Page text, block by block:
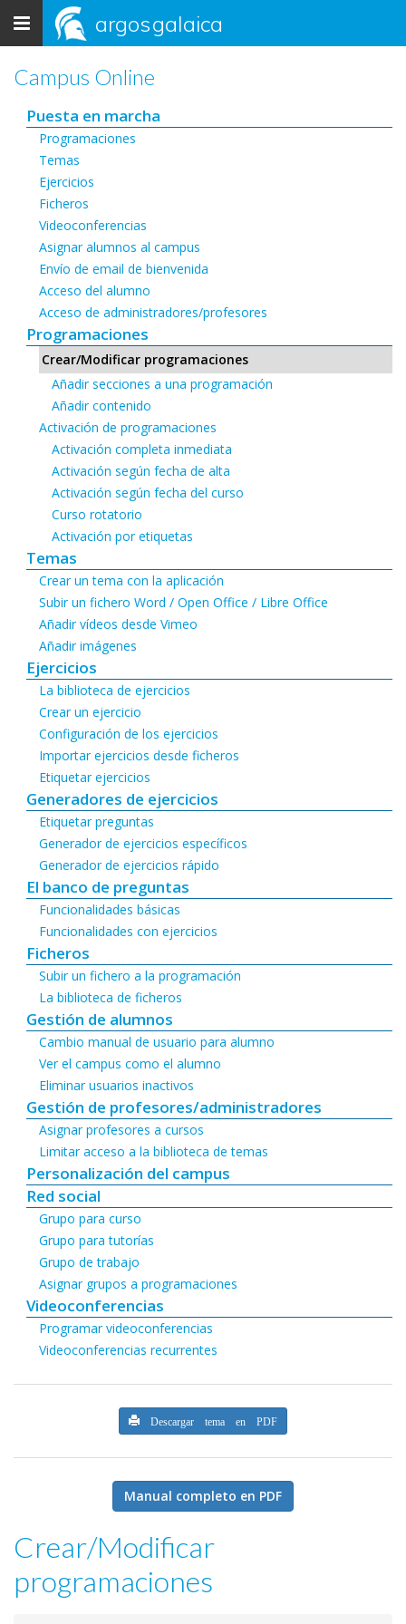
Toggle
navigation
argosgalaica
Campus Online
Puesta en marcha
Programaciones
Temas
Ejercicios
Ficheros
Videoconferencias
Asignar alumnos al campus
Envío de email de bienvenida
Acceso del alumno
Acceso de administradores/profesores
Programaciones
Crear/Modificar programaciones
Añadir secciones a una programación
Añadir contenido
Activación de programaciones
Activación completa inmediata
Activación según fecha de alta
Activación según fecha del curso
Curso rotatorio
Activación por etiquetas
Temas
Crear un tema con la aplicación
Subir un fichero Word / Open Office / Libre Office
Añadir vídeos desde Vimeo
Añadir imágenes
Ejercicios
La biblioteca de ejercicios
Crear un ejercicio
Configuración de los ejercicios
Importar ejercicios desde ficheros
Etiquetar ejercicios
Generadores de ejercicios
Etiquetar preguntas
Generador de ejercicios específicos
Generador de ejercicios rápido
El banco de preguntas
Funcionalidades básicas
Funcionalidades con ejercicios
Ficheros
Subir un fichero a la programación
La biblioteca de ficheros
Gestión de alumnos
Cambio manual de usuario para alumno
Ver el campus como el alumno
Eliminar usuarios inactivos
Gestión de profesores/administradores
Asignar profesores a cursos
Limitar acceso a la biblioteca de temas
Personalización del campus
Red social
Grupo para curso
Grupo para tutorías
Grupo de trabajo
Asignar grupos a programaciones
Videoconferencias
Programar videoconferencias
Videoconferencias recurrentes
Descargar tema en PDF
Manual completo en PDF
Crear/Modificar
programaciones